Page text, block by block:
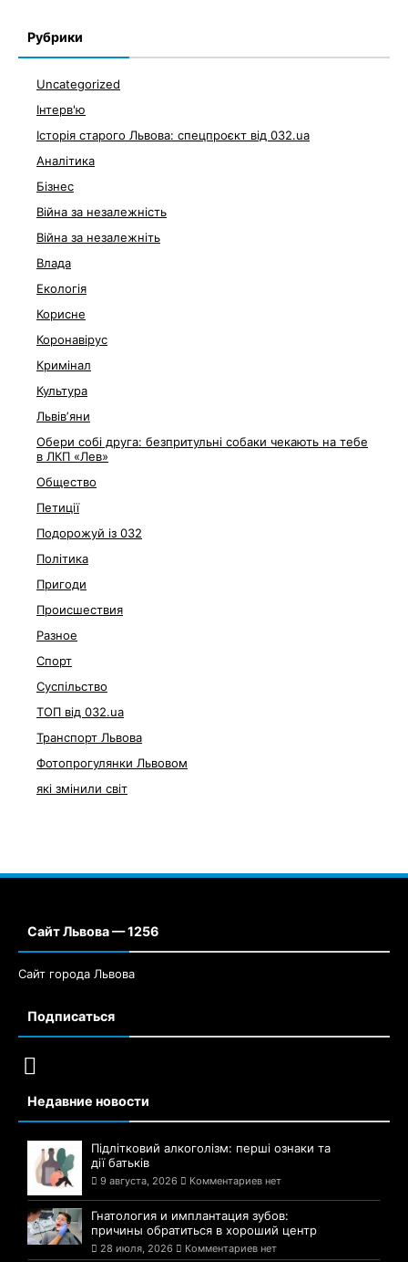
Рубрики
Uncategorized
Інтерв'ю
Історія старого Львова: спецпроєкт від 032.ua
Аналітика
Бізнес
Війна за незалежність
Війна за незалежніть
Влада
Екологія
Корисне
Коронавірус
Кримінал
Культура
Львівʼяни
Обери собі друга: безпритульні собаки чекають на тебе
в ЛКП «Лев»
Общество
Петиції
Подорожуй із 032
Політика
Пригоди
Происшествия
Разное
Спорт
Суспільство
ТОП від 032.ua
Транспорт Львова
Фотопрогулянки Львовом
які змінили світ
Сайт Львова — 1256
Сайт города Львова
Подписаться
Недавние новости
Підлітковий алкоголізм: перші ознаки та
дії батьків
9 августа, 2026 Комментариев нет
Гнатология и имплантация зубов:
причины обратиться в хороший центр
28 июля, 2026 Комментариев нет